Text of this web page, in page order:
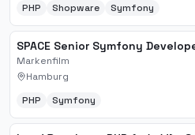
PHP Shopware Symfony
SPACE Senior Symfony
Markenfilm
Hamburg
PHP
Symfony